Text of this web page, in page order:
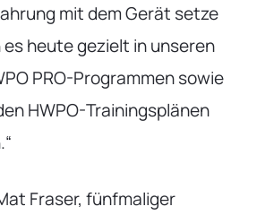
mit dem Gerät setze
es heute gezielt in unseren
PRO-Programmen sowie
HWPO-Trainingsplänen
Fraser, fünfmaliger